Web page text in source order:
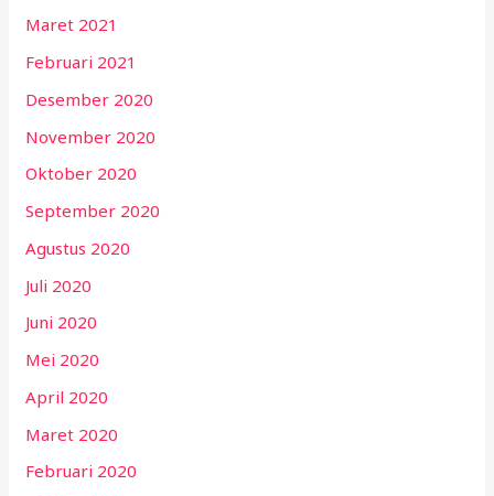
Maret 2021
Februari 2021
Desember 2020
November 2020
Oktober 2020
September 2020
Agustus 2020
Juli 2020
Juni 2020
Mei 2020
April 2020
Maret 2020
Februari 2020